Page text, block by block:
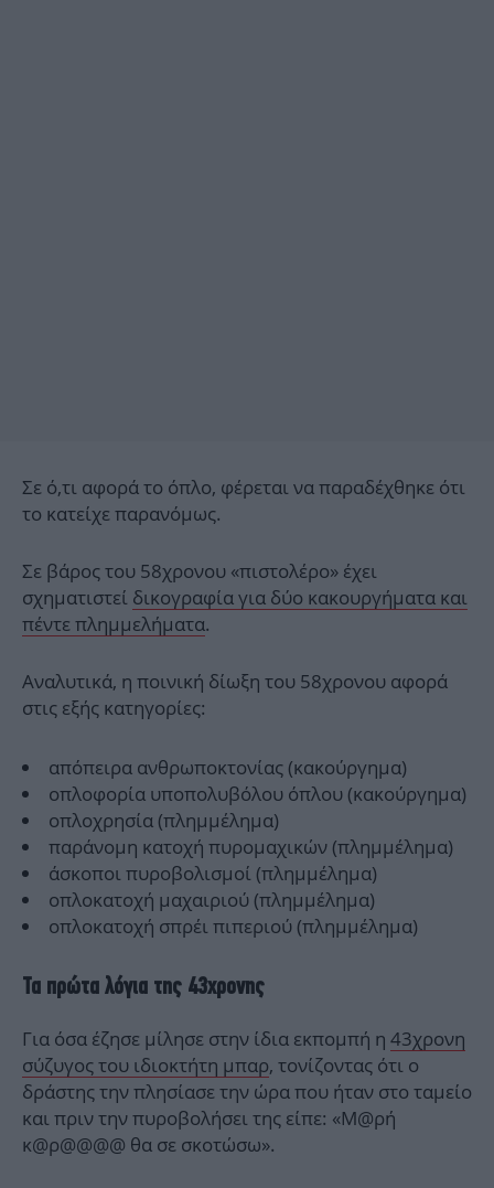
Σε ό,τι αφορά το όπλο, φέρεται να παραδέχθηκε ότι
το κατείχε παρανόμως.
Σε βάρος του 58χρονου «πιστολέρο» έχει
σχηματιστεί δικογραφία για δύο κακουργήματα και
πέντε πλημμελήματα.
Αναλυτικά, η ποινική δίωξη του 58χρονου αφορά
στις εξής κατηγορίες:
απόπειρα ανθρωποκτονίας (κακούργημα)
οπλοφορία υποπολυβόλου όπλου (κακούργημα)
οπλοχρησία (πλημμέλημα)
παράνομη κατοχή πυρομαχικών (πλημμέλημα)
άσκοποι πυροβολισμοί (πλημμέλημα)
οπλοκατοχή μαχαιριού (πλημμέλημα)
οπλοκατοχή σπρέι πιπεριού (πλημμέλημα)
Τα πρώτα λόγια της 43χρονης
Για όσα έζησε μίλησε στην ίδια εκπομπή η 43χρονη
σύζυγος του ιδιοκτήτη μπαρ, τονίζοντας ότι ο
δράστης την πλησίασε την ώρα που ήταν στο ταμείο
και πριν την πυροβολήσει της είπε: «Μ@ρή
κ@ρ@@@@ θα σε σκοτώσω».